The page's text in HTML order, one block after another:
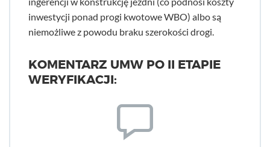
inwestycji ponad progi kwotowe WBO) albo są
niemożliwe z powodu braku szerokości drogi.
KOMENTARZ UMW PO II ETAPIE
WERYFIKACJI: